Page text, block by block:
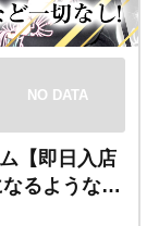
NO DATA
【即日入店
るような好